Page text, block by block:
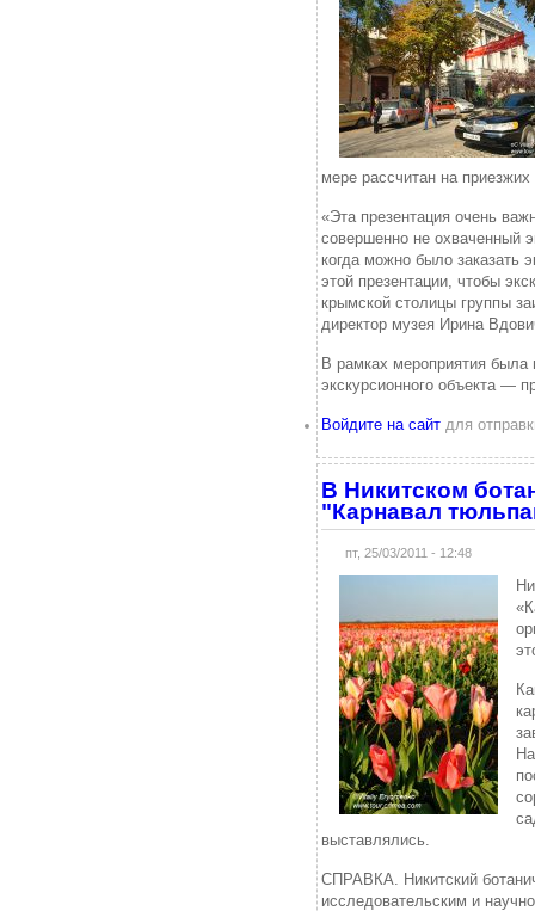
мере рассчитан на приезжих
«Эта презентация очень
совершенно не охваченный
когда можно было заказать
этой презентации, чтобы
крымской столицы группы
директор музея Ирина
В рамках мероприятия была
экскурсионного объекта —
Войдите на сайтдля
В Никитском
"Карнавал
пт, 25/03/2011 - 12:48
выставлялись.
СПРАВКА. Никитский
исследовательским и